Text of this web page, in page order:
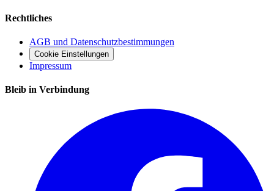
Rechtliches
AGB und Datenschutzbestimmungen
Cookie Einstellungen
Impressum
Bleib in Verbindung